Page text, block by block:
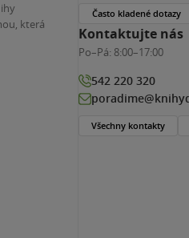
která
Často kladené dotazy
Kontaktujte nás
Po–Pá: 8:00–17:00
542 220 320
Všechny kontakty